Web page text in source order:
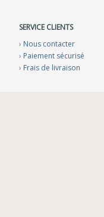
SERVICE CLIENTS
› Nous contacter
› Paiement sécurisé
› Frais de livraison